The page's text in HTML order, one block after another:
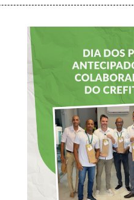
DIA DOS
DO